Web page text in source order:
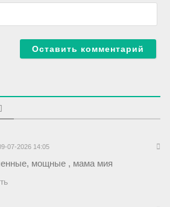
07-2026 14:05
мощные , мама мия